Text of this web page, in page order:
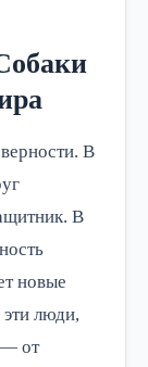
В
В
новые
эти люди,
— от